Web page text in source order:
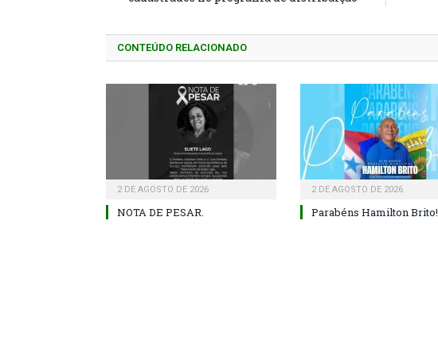
CONTEÚDO RELACIONADO
2 DE AGOSTO DE 2026
NOTA DE PESAR.
2 DE AGOSTO DE 2026
Parabéns Hamilton Brito!